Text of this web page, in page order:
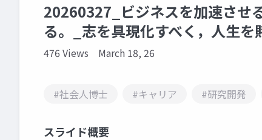
20260327_ビジネスを加速させ
る。_志を具現化すべく，人生
476 Views March 18, 26
#社会人博士 #キャリア #研究開発
スライド概要